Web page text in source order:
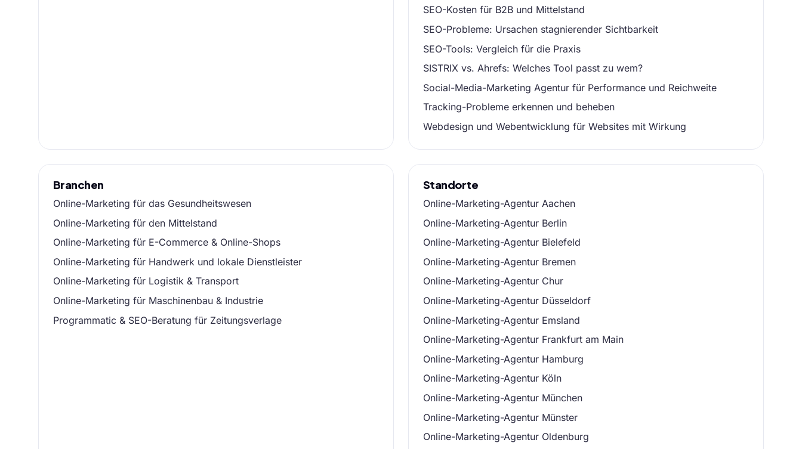
SEO-Kosten für B2B und Mittelstand
SEO-Probleme: Ursachen stagnierender Sichtbarkeit
SEO-Tools: Vergleich für die Praxis
SISTRIX vs. Ahrefs: Welches Tool passt zu wem?
Social-Media-Marketing Agentur für Performance und Reichweite
Tracking-Probleme erkennen und beheben
Webdesign und Webentwicklung für Websites mit Wirkung
Branchen
Online-Marketing für das Gesundheitswesen
Online-Marketing für den Mittelstand
Online-Marketing für E-Commerce & Online-Shops
Online-Marketing für Handwerk und lokale Dienstleister
Online-Marketing für Logistik & Transport
Online-Marketing für Maschinenbau & Industrie
Programmatic & SEO-Beratung für Zeitungsverlage
Standorte
Online-Marketing-Agentur Aachen
Online-Marketing-Agentur Berlin
Online-Marketing-Agentur Bielefeld
Online-Marketing-Agentur Bremen
Online-Marketing-Agentur Chur
Online-Marketing-Agentur Düsseldorf
Online-Marketing-Agentur Emsland
Online-Marketing-Agentur Frankfurt am Main
Online-Marketing-Agentur Hamburg
Online-Marketing-Agentur Köln
Online-Marketing-Agentur München
Online-Marketing-Agentur Münster
Online-Marketing-Agentur Oldenburg